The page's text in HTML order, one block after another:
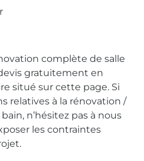
complète de salle
gratuitement en
situé sur cette page. Si
relatives à la rénovation /
n’hésitez pas à nous
les contraintes